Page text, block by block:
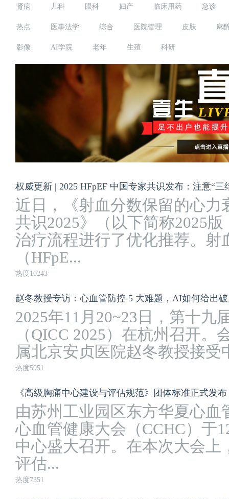
肾病 儿科 眼科 妇产 临床用药 急诊
热点 医事法学 综合 医院管理 皮肤 麻
影像 AI学院 老年 生殖 科研
权威更新 | 2025 HFpEF 中国专家共识发布：注意“三
近日，《射血分数保留的心力
共识2025》（以下简称2025
治疗流程进行了优化推荐。射
（HFpE...
热度10243
赵冬教授专访：心血管防控 5 大难题，AI如何给出
2025年11月20~23日，第十九
（QICC 2025）在杭州召开
属北京安贞医院赵冬教授接
热度5951
《高级胸痛中心建设与评估规范》团体标准正式发布
由苏州工业园区东方华夏心血
心血管健康大会（CCHC）于
中心盛大召开。在本次大会上
评估...
热度7351